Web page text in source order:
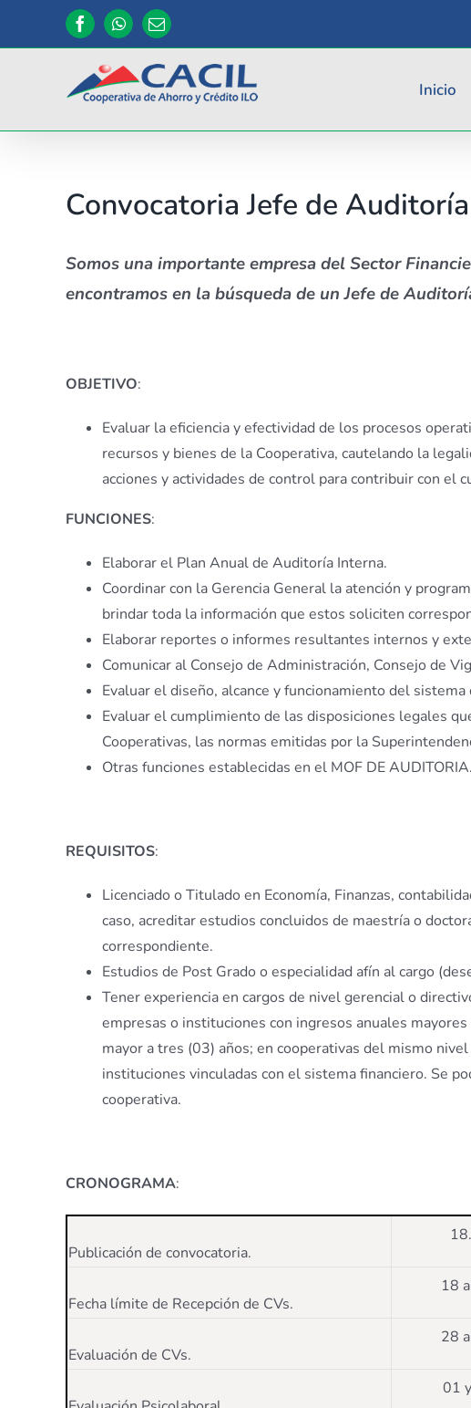
FacebookWhatsApp
Correo
electrónico
Inicio
Convocatoria Jefe de
Somos una importante empresa del Sector
encontramos en la búsqueda de un Jefe de
OBJETIVO:
Evaluar la eficiencia y efectividad de los procesos
recursos y bienes de la Cooperativa, cautelando la
acciones y actividades de control para contribuir con
FUNCIONES:
Elaborar el Plan Anual de Auditoría Interna.
Coordinar con la Gerencia General la atención y
brindar toda la información que estos soliciten
Elaborar reportes o informes resultantes internos y
Comunicar al Consejo de Administración, Consejo de
Evaluar el diseño, alcance y funcionamiento del
Evaluar el cumplimiento de las disposiciones legales
Cooperativas, las normas emitidas por la
Otras funciones establecidas en el MOF DE AUDITORIA.
REQUISITOS:
Licenciado o Titulado en Economía, Finanzas,
caso, acreditar estudios concluidos de maestría o
correspondiente.
Estudios de Post Grado o especialidad afín al cargo
Tener experiencia en cargos de nivel gerencial o
empresas o instituciones con ingresos anuales
mayor a tres (03) años; en cooperativas del mismo
instituciones vinculadas con el sistema financiero. Se
cooperativa.
CRONOGRAMA:
Publicación de convocatoria.
Fecha límite de Recepción de CVs.
18
Evaluación de CVs.
28
01